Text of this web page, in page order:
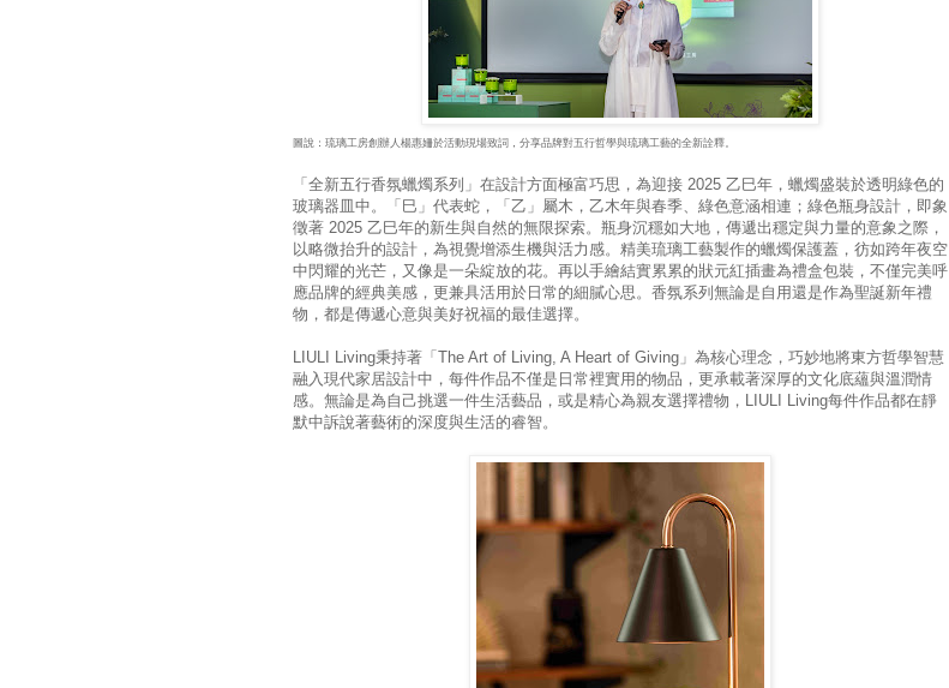
圖說：琉璃工房創辦人楊惠姍於活動現場致詞，分享品牌對五行哲學與琉璃工藝的全新詮釋。
「全新五行香氛蠟燭系列」在設計方面極富巧思，為迎接 2025 乙巳年，蠟燭盛裝於透明綠色的
玻璃器皿中。「巳」代表蛇，「乙」屬木，乙木年與春季、綠色意涵相連；綠色瓶身設計，即象
徵著 2025 乙巳年的新生與自然的無限探索。瓶身沉穩如大地，傳遞出穩定與力量的意象之際，
以略微抬升的設計，為視覺增添生機與活力感。精美琉璃工藝製作的蠟燭保護蓋，彷如跨年夜空
中閃耀的光芒，又像是一朵綻放的花。再以手繪結實累累的狀元紅插畫為禮盒包裝，不僅完美呼
應品牌的經典美感，更兼具活用於日常的細膩心思。香氛系列無論是自用還是作為聖誕新年禮
物，都是傳遞心意與美好祝福的最佳選擇。
LIULI Living秉持著「The Art of Living, A Heart of Giving」為核心理念，巧妙地將東方哲學智慧
融入現代家居設計中，每件作品不僅是日常裡實用的物品，更承載著深厚的文化底蘊與溫潤情
感。無論是為自己挑選一件生活藝品，或是精心為親友選擇禮物，LIULI Living每件作品都在靜
默中訴說著藝術的深度與生活的睿智。